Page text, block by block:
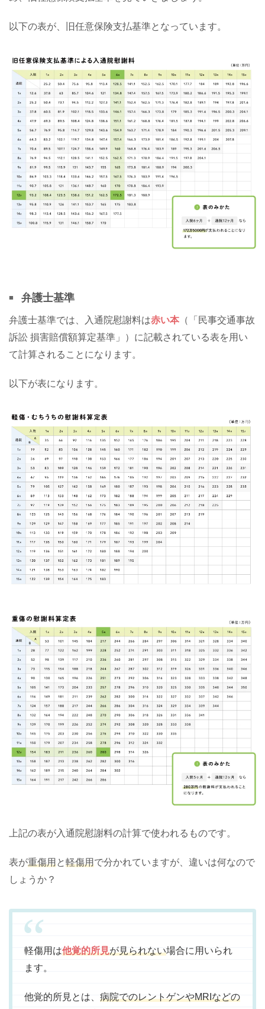
以下の表が、旧任意保険支払基準となっています。
弁護士基準
弁護士基準では、入通院慰謝料は赤い本 （「民事交通事故
訴訟 損害賠償額算定基準」）に記載されている表を用い
て計算されることになります。
以下が表になります。
上記の表が入通院慰謝料の計算で使われるものです。
表が重傷用と軽傷用で分かれていますが、違いは何なので
しょうか？
軽傷用は他覚的所見が見られない場合に用いられ
ます。
他覚的所見とは、 病院でのレントゲンやMRIなどの